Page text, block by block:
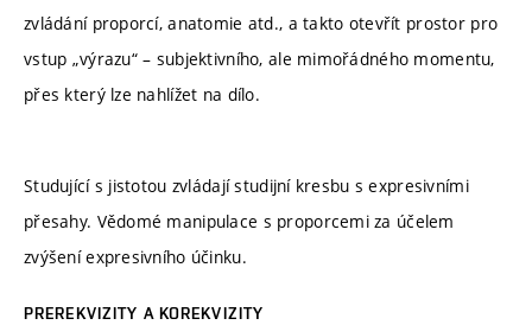
zvládání proporcí, anatomie atd., a takto otevřít prostor pro
vstup „výrazu“ – subjektivního, ale mimořádného momentu,
přes který lze nahlížet na dílo.
Studující s jistotou zvládají studijní kresbu s expresivními
přesahy. Vědomé manipulace s proporcemi za účelem
zvýšení expresivního účinku.
PREREKVIZITY A KOREKVIZITY